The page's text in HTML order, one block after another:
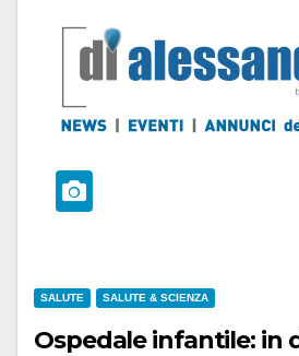
SALUTE SALUTE & SCIENZA
Ospedale infantile: in